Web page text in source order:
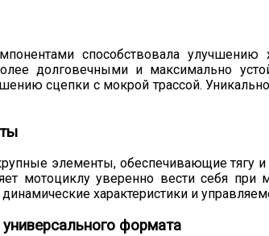
способствовала
долговечными и максимально
сцепки с мокрой трассой.
элементы, обеспечивающие тягу и
мотоциклу уверенно вести себя
характеристики и
формата